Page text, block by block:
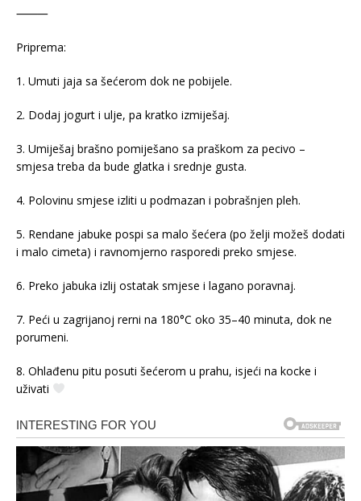
⸻
Priprema:
1. Umuti jaja sa šećerom dok ne pobijele.
2. Dodaj jogurt i ulje, pa kratko izmiješaj.
3. Umiješaj brašno pomiješano sa praškom za pecivo –
smjesa treba da bude glatka i srednje gusta.
4. Polovinu smjese izliti u podmazan i pobrašnjen pleh.
5. Rendane jabuke pospi sa malo šećera (po želji možeš dodati
i malo cimeta) i ravnomjerno rasporedi preko smjese.
6. Preko jabuka izlij ostatak smjese i lagano poravnaj.
7. Peći u zagrijanoj rerni na 180°C oko 35–40 minuta, dok ne
porumeni.
8. Ohlađenu pitu posuti šećerom u prahu, isjeći na kocke i
uživati